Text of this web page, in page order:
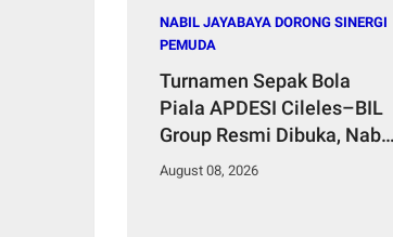
NABIL JAYABAYA DORONG SINERGI
PEMUDA
Turnamen Sepak Bola
Piala APDESI Cileles–BIL
Group Resmi Dibuka, Nabil
Jayabaya Dorong Sinergi
August 08, 2026